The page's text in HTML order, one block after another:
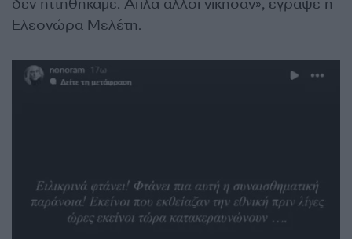
δεν ηττηθήκαμε. Απλά άλλοι νίκησαν», έγραψε η
Ελεονώρα Μελέτη.